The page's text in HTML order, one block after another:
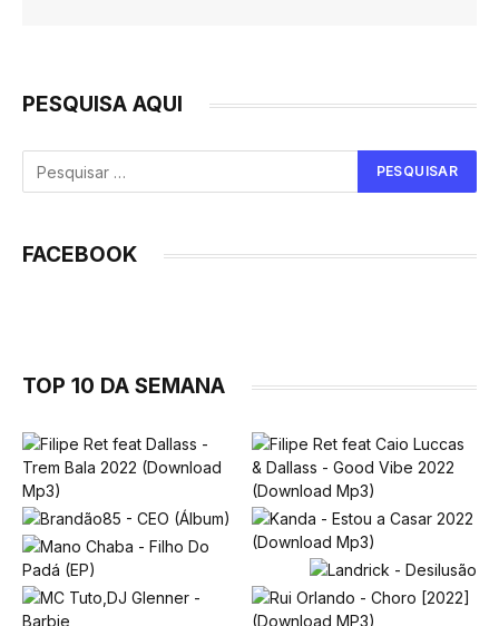
PESQUISA AQUI
FACEBOOK
TOP 10 DA SEMANA